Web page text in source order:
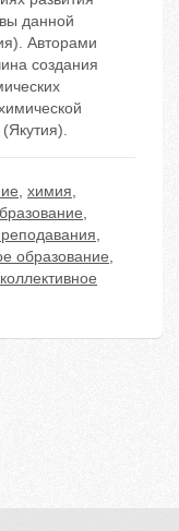
данной
Авторами
создания
, химия,
,
,
образование,
коллективное